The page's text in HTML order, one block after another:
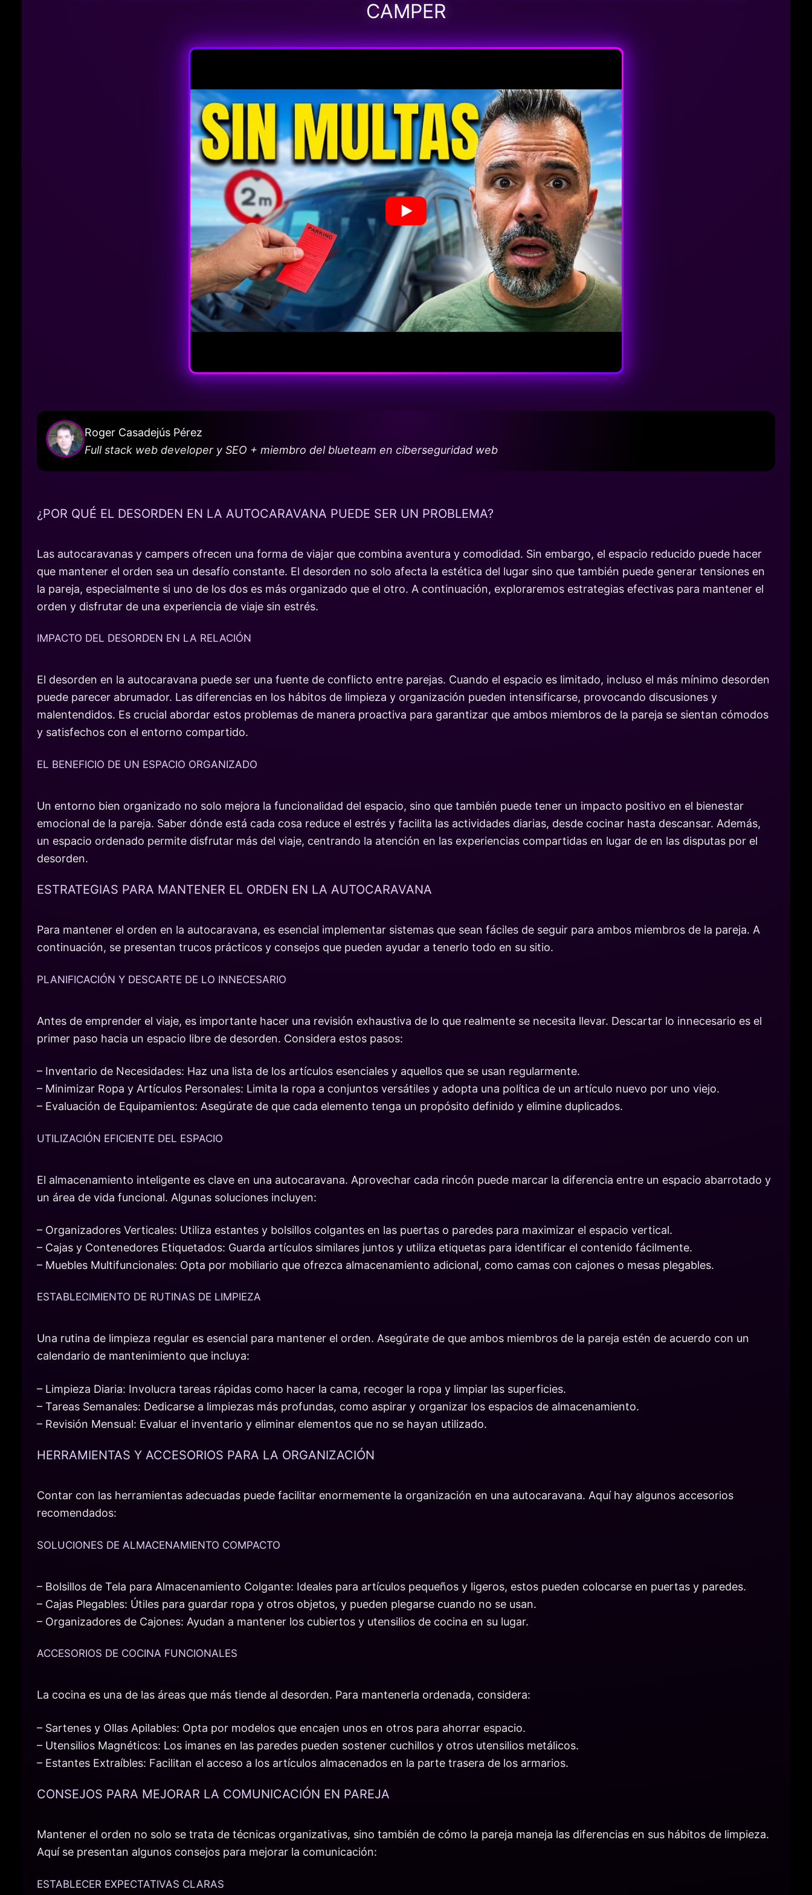
CAMPER
Roger Casadejús Pérez
Full stack web developer y SEO + miembro del blueteam en ciberseguridad web
¿POR QUÉ EL DESORDEN EN LA AUTOCARAVANA PUEDE SER UN PROBLEMA?
Las autocaravanas y campers ofrecen una forma de viajar que combina aventura y comodidad. Sin embargo, el espacio reducido puede hacer
que mantener el orden sea un desafío constante. El desorden no solo afecta la estética del lugar sino que también puede generar tensiones en
la pareja, especialmente si uno de los dos es más organizado que el otro. A continuación, exploraremos estrategias efectivas para mantener el
orden y disfrutar de una experiencia de viaje sin estrés.
IMPACTO DEL DESORDEN EN LA RELACIÓN
El desorden en la autocaravana puede ser una fuente de conflicto entre parejas. Cuando el espacio es limitado, incluso el más mínimo desorden
puede parecer abrumador. Las diferencias en los hábitos de limpieza y organización pueden intensificarse, provocando discusiones y
malentendidos. Es crucial abordar estos problemas de manera proactiva para garantizar que ambos miembros de la pareja se sientan cómodos
y satisfechos con el entorno compartido.
EL BENEFICIO DE UN ESPACIO ORGANIZADO
Un entorno bien organizado no solo mejora la funcionalidad del espacio, sino que también puede tener un impacto positivo en el bienestar
emocional de la pareja. Saber dónde está cada cosa reduce el estrés y facilita las actividades diarias, desde cocinar hasta descansar. Además,
un espacio ordenado permite disfrutar más del viaje, centrando la atención en las experiencias compartidas en lugar de en las disputas por el
desorden.
ESTRATEGIAS PARA MANTENER EL ORDEN EN LA AUTOCARAVANA
Para mantener el orden en la autocaravana, es esencial implementar sistemas que sean fáciles de seguir para ambos miembros de la pareja. A
continuación, se presentan trucos prácticos y consejos que pueden ayudar a tenerlo todo en su sitio.
PLANIFICACIÓN Y DESCARTE DE LO INNECESARIO
Antes de emprender el viaje, es importante hacer una revisión exhaustiva de lo que realmente se necesita llevar. Descartar lo innecesario es el
primer paso hacia un espacio libre de desorden. Considera estos pasos:
– Inventario de Necesidades: Haz una lista de los artículos esenciales y aquellos que se usan regularmente.
– Minimizar Ropa y Artículos Personales: Limita la ropa a conjuntos versátiles y adopta una política de un artículo nuevo por uno viejo.
– Evaluación de Equipamientos: Asegúrate de que cada elemento tenga un propósito definido y elimine duplicados.
UTILIZACIÓN EFICIENTE DEL ESPACIO
El almacenamiento inteligente es clave en una autocaravana. Aprovechar cada rincón puede marcar la diferencia entre un espacio abarrotado y
un área de vida funcional. Algunas soluciones incluyen:
– Organizadores Verticales: Utiliza estantes y bolsillos colgantes en las puertas o paredes para maximizar el espacio vertical.
– Cajas y Contenedores Etiquetados: Guarda artículos similares juntos y utiliza etiquetas para identificar el contenido fácilmente.
– Muebles Multifuncionales: Opta por mobiliario que ofrezca almacenamiento adicional, como camas con cajones o mesas plegables.
ESTABLECIMIENTO DE RUTINAS DE LIMPIEZA
Una rutina de limpieza regular es esencial para mantener el orden. Asegúrate de que ambos miembros de la pareja estén de acuerdo con un
calendario de mantenimiento que incluya:
– Limpieza Diaria: Involucra tareas rápidas como hacer la cama, recoger la ropa y limpiar las superficies.
– Tareas Semanales: Dedicarse a limpiezas más profundas, como aspirar y organizar los espacios de almacenamiento.
– Revisión Mensual: Evaluar el inventario y eliminar elementos que no se hayan utilizado.
HERRAMIENTAS Y ACCESORIOS PARA LA ORGANIZACIÓN
Contar con las herramientas adecuadas puede facilitar enormemente la organización en una autocaravana. Aquí hay algunos accesorios
recomendados:
SOLUCIONES DE ALMACENAMIENTO COMPACTO
– Bolsillos de Tela para Almacenamiento Colgante: Ideales para artículos pequeños y ligeros, estos pueden colocarse en puertas y paredes.
– Cajas Plegables: Útiles para guardar ropa y otros objetos, y pueden plegarse cuando no se usan.
– Organizadores de Cajones: Ayudan a mantener los cubiertos y utensilios de cocina en su lugar.
ACCESORIOS DE COCINA FUNCIONALES
La cocina es una de las áreas que más tiende al desorden. Para mantenerla ordenada, considera:
– Sartenes y Ollas Apilables: Opta por modelos que encajen unos en otros para ahorrar espacio.
– Utensilios Magnéticos: Los imanes en las paredes pueden sostener cuchillos y otros utensilios metálicos.
– Estantes Extraíbles: Facilitan el acceso a los artículos almacenados en la parte trasera de los armarios.
CONSEJOS PARA MEJORAR LA COMUNICACIÓN EN PAREJA
Mantener el orden no solo se trata de técnicas organizativas, sino también de cómo la pareja maneja las diferencias en sus hábitos de limpieza.
Aquí se presentan algunos consejos para mejorar la comunicación:
ESTABLECER EXPECTATIVAS CLARAS